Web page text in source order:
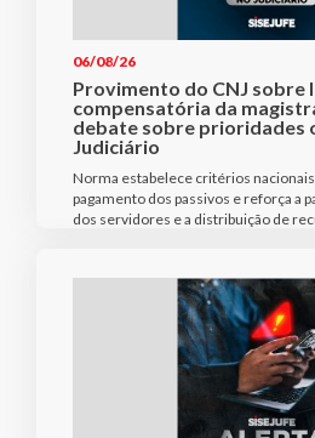
06/08/26
Provimento do CNJ sobre
compensatória da
debate sobre prioridades
Judiciário
Norma estabelece critérios nacionais
pagamento dos passivos e reforça a
dos servidores e a distribuição de